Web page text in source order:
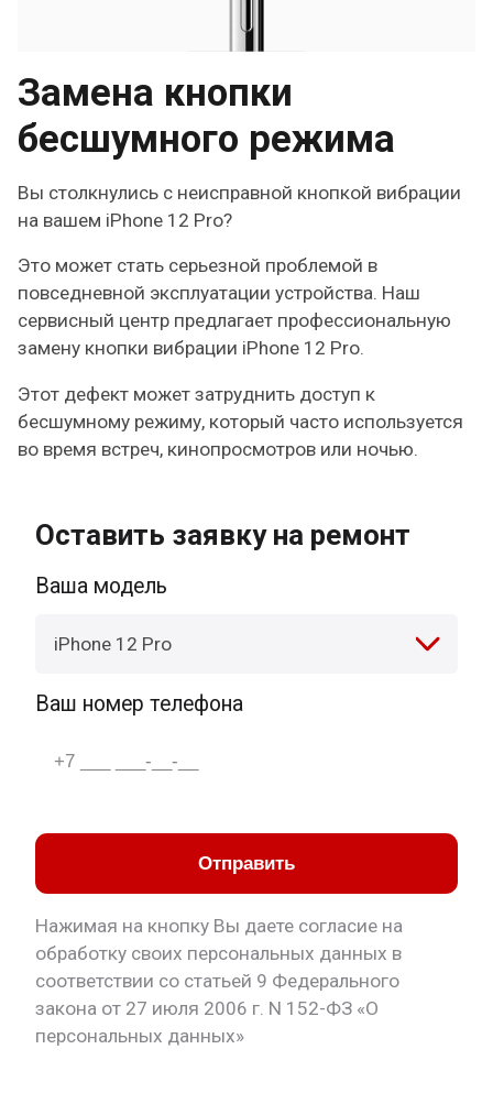
Замена кнопки
бесшумного режима
Вы столкнулись с неисправной кнопкой вибрации
на вашем iPhone 12 Pro?
Это может стать серьезной проблемой в
повседневной эксплуатации устройства. Наш
сервисный центр предлагает профессиональную
замену кнопки вибрации iPhone 12 Pro.
Этот дефект может затруднить доступ к
бесшумному режиму, который часто используется
во время встреч, кинопросмотров или ночью.
Оставить заявку на ремонт
Ваша модель
iPhone 12 Pro
Ваш номер телефона
Отправить
Нажимая на кнопку Вы даете согласие на
обработку своих персональных данных в
соответствии со статьей 9 Федерального
закона от 27 июля 2006 г. N 152-ФЗ «О
персональных данных»